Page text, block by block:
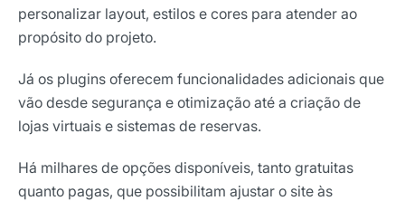
personalizar layout, estilos e cores para atender ao
propósito do projeto.
Já os plugins oferecem funcionalidades adicionais que
vão desde segurança e otimização até a criação de
lojas virtuais e sistemas de reservas.
Há milhares de opções disponíveis, tanto gratuitas
quanto pagas, que possibilitam ajustar o site às